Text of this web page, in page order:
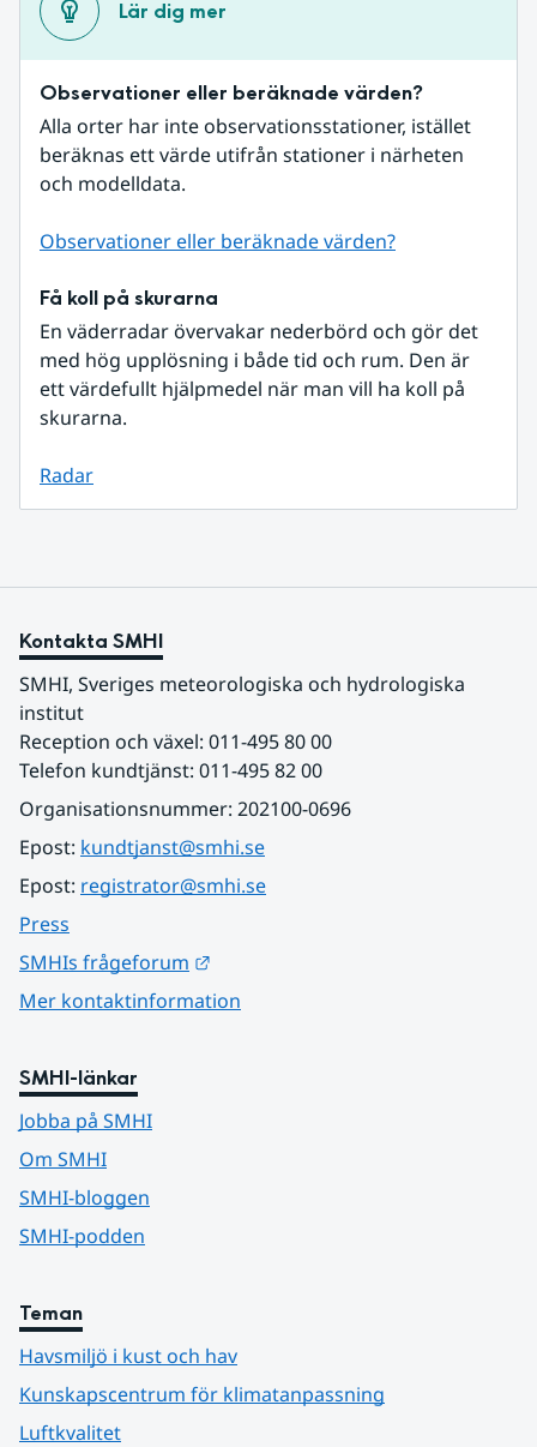
Lär dig mer
Observationer eller beräknade värden?
Alla orter har inte observationsstationer, istället
beräknas ett värde utifrån stationer i närheten
och modelldata.
Observationer eller beräknade värden?
Få koll på skurarna
En väderradar övervakar nederbörd och gör det
med hög upplösning i både tid och rum. Den är
ett värdefullt hjälpmedel när man vill ha koll på
skurarna.
Radar
Kontakta SMHI
SMHI, Sveriges meteorologiska och hydrologiska
institut
Reception och växel: 011-495 80 00
Telefon kundtjänst: 011-495 82 00
Organisationsnummer: 202100-0696
Epost: kundtjanst@smhi.se
Epost: registrator@smhi.se
Press
SMHIs frågeforum
Mer kontaktinformation
SMHI-länkar
Jobba på SMHI
Om SMHI
SMHI-bloggen
SMHI-podden
Teman
Havsmiljö i kust och hav
Kunskapscentrum för klimatanpassning
Luftkvalitet